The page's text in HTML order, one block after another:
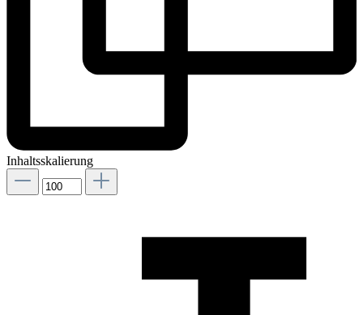
Inhaltsskalierung